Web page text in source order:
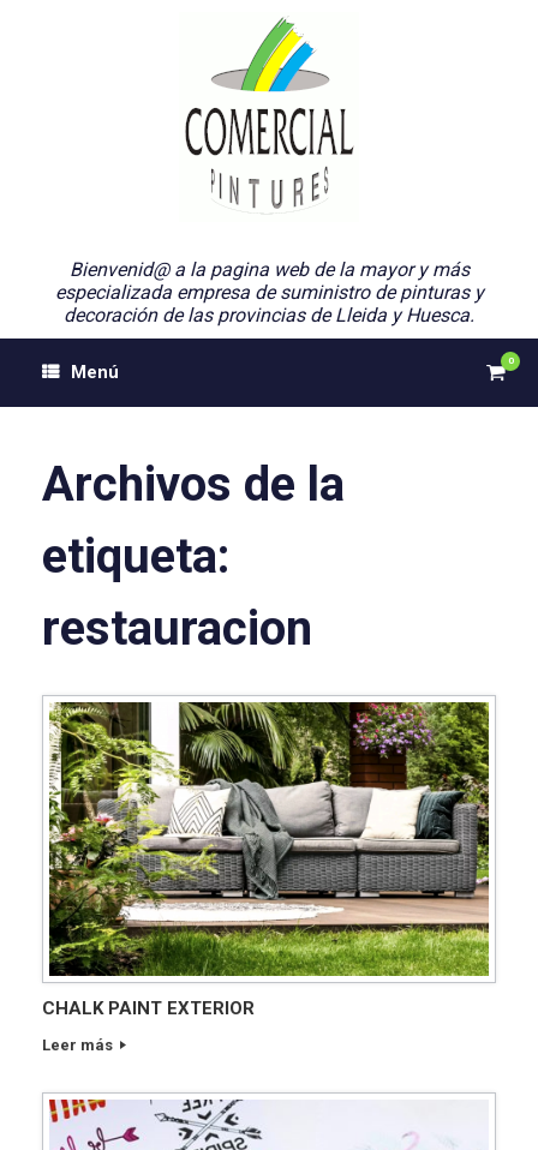
Bienvenid@ a la pagina web de la mayor y más
especializada empresa de suministro de pinturas y
decoración de las provincias de Lleida y Huesca.
Menú
Ver
0
Archivos de la
etiqueta:
restauracion
CHALK PAINT EXTERIOR
Leer más